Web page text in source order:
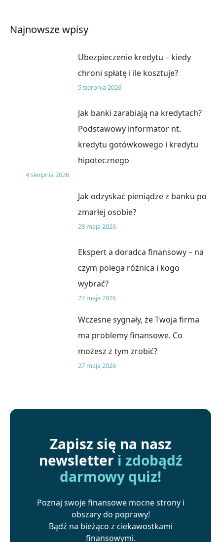
Najnowsze wpisy
Ubezpieczenie kredytu – kiedy
chroni spłatę i ile kosztuje?
5 sierpnia 2026
Jak banki zarabiają na kredytach?
Podstawowy informator nt.
kredytu gotówkowego i kredytu
hipotecznego
4 sierpnia 2026
Jak odzyskać pieniądze z banku po
zmarłej osobie?
28 maja 2026
Ekspert a doradca finansowy – na
czym polega różnica i kogo
wybrać?
27 maja 2026
Wczesne sygnały, że Twoja firma
ma problemy finansowe. Co
możesz z tym zrobić?
27 maja 2026
Zapisz się na nasz
newsletter i zdobądź
darmowy quiz!
Poznaj swoje finansowe mocne strony i
obszary do poprawy!
Bądź na bieżąco z ciekawostkami
finansowymi.